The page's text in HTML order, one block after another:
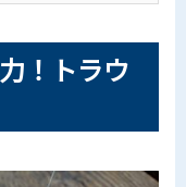
！トラウ